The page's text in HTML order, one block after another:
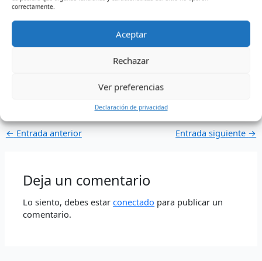
correctamente.
Aceptar
Rechazar
Ver preferencias
Declaración de privacidad
Proceso de Comunicación Institucional
comunicacionhvg@infotephvg.edu.co
← Entrada anterior Entrada siguiente →
Deja un comentario
Lo siento, debes estarconectado para publicar un
comentario.